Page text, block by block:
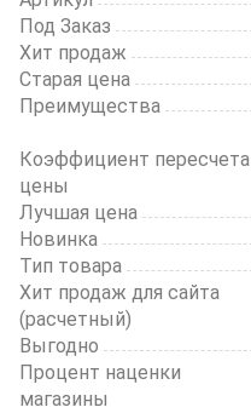
Под Заказ
Хит продаж
Старая цена
Преимущества
Коэффициент пересчета
цены
Лучшая цена
Новинка
Тип товара
Хит продаж для сайта
(расчетный)
Выгодно
Процент наценки
магазины